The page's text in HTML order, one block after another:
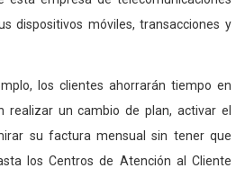
dispositivos móviles, transacciones y
los clientes ahorrarán tiempo en
realizar un cambio de plan, activar el
su factura mensual sin tener que
los Centros de Atención al Cliente